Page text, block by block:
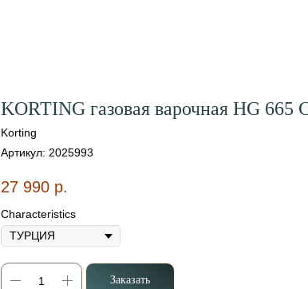
KORTING газовая варочная HG 665
Korting
Артикул: 2025993
27 990 р.
Characteristics
Заказать